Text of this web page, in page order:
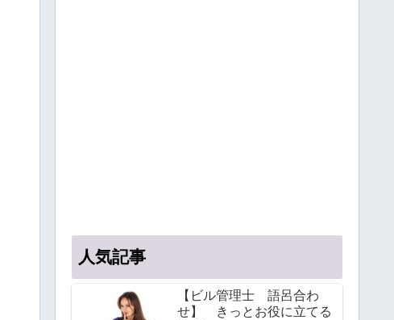
人気記事
【ビル管理士 語呂合わ
せ】 きっとお役に立てる